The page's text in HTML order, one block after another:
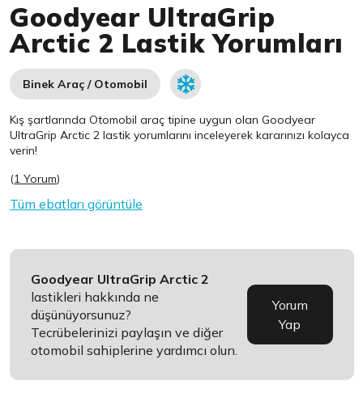
Goodyear UltraGrip
Arctic 2 Lastik Yorumları
Binek Araç / Otomobil
Kış şartlarında Otomobil araç tipine uygun olanGoodyear
UltraGrip Arctic 2 lastik yorumlarını inceleyerek kararınızı kolayca
verin!
(1 Yorum)
Tüm ebatları görüntüle
Goodyear UltraGrip Arctic 2
lastikleri hakkında ne
düşünüyorsunuz?
Tecrübelerinizi paylaşın ve diğer
otomobil sahiplerine yardımcı olun.
Yorum
Yap